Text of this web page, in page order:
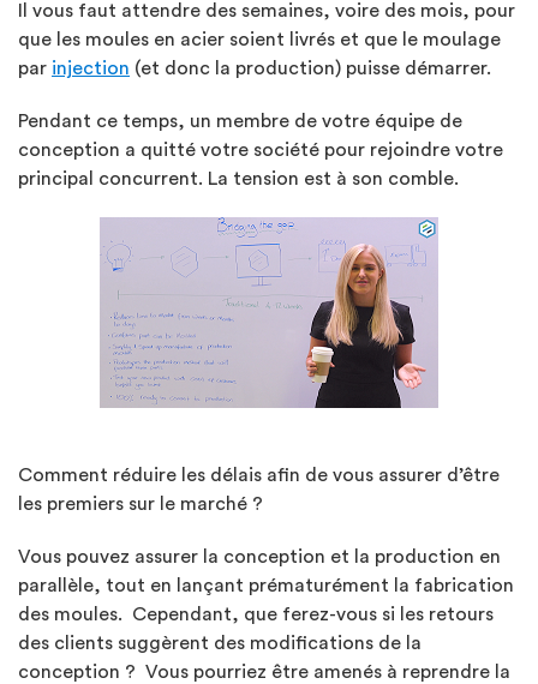
Il vous faut attendre des semaines, voire des mois, pour
que les moules en acier soient livrés et que le moulage
par injection (et donc la production) puisse démarrer.
Pendant ce temps, un membre de votre équipe de
conception a quitté votre société pour rejoindre votre
principal concurrent. La tension est à son comble.
Comment réduire les délais afin de vous assurer d’être
les premiers sur le marché ?
Vous pouvez assurer la conception et la production en
parallèle, tout en lançant prématurément la fabrication
des moules. Cependant, que ferez-vous si les retours
des clients suggèrent des modifications de la
conception ? Vous pourriez être amenés à reprendre la